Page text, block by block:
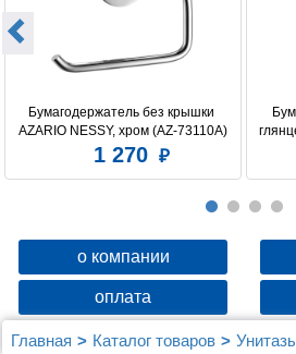
Бумагодержатель без крышки
AZARIO NESSY, хром (AZ-73110A)
1 270
о компании
оплата
Главная Каталог товаров